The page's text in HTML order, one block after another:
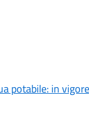
potabile: in